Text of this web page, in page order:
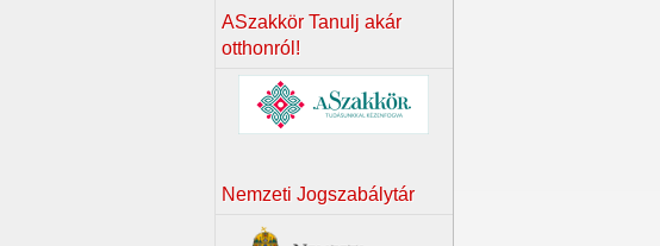
ASzakkör Tanulj akár
otthonról!
Nemzeti Jogszabálytár